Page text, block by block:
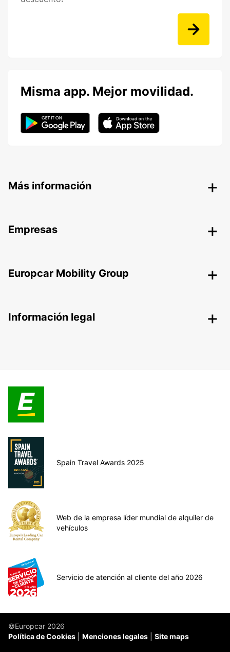
Misma app. Mejor movilidad.
Más información
Empresas
Europcar Mobility Group
Información legal
Spain Travel Awards 2025
Web de la empresa líder mundial de alquiler de
vehículos
Servicio de atención al cliente del año 2026
©Europcar 2026
Política de Cookies
Menciones legales Site maps